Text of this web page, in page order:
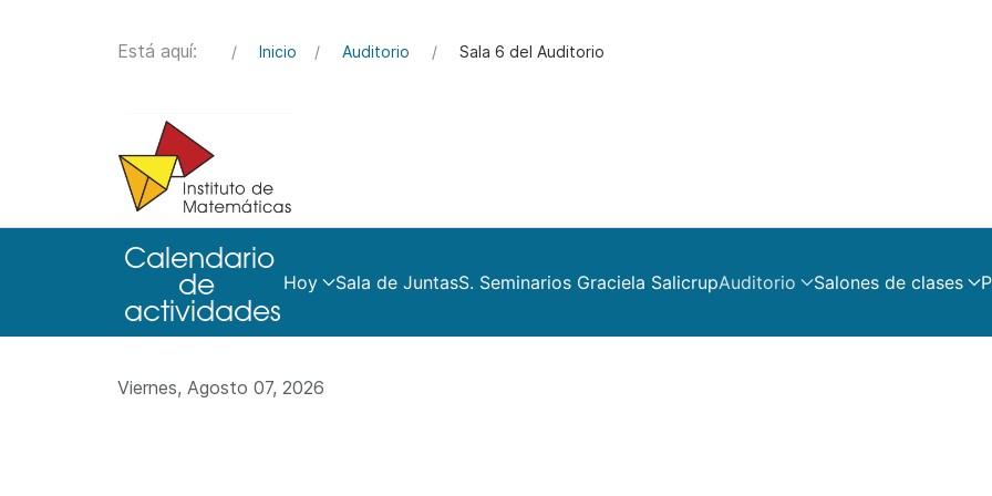
Está aquí: Inicio Auditorio Sala 6 del Auditorio
Hoy Sala de JuntasS. Seminarios Graciela SalicrupAuditorio Salones de clases
Viernes, Agosto 07, 2026